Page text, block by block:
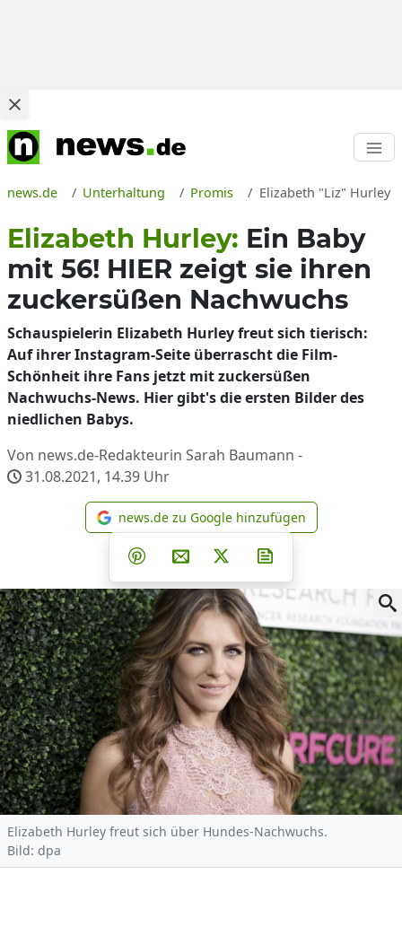
news.de Unterhaltung Promis Elizabeth "Liz" Hurley
Elizabeth Hurley: Ein Baby
mit 56! HIER zeigt sie ihren
zuckersüßen Nachwuchs
Schauspielerin Elizabeth Hurley freut sich tierisch:
Auf ihrer Instagram-Seite überrascht die Film-
Schönheit ihre Fans jetzt mit zuckersüßen
Nachwuchs-News. Hier gibt's die ersten Bilder des
niedlichen Babys.
Von news.de-Redakteurin Sarah Baumann -
31.08.2021, 14.39 Uhr
news.de zu Google
news.de zu Google hinzufügen
Teilen auf Facebook
Teilen auf Whatsapp
Teilen auf Telegram
Teilen auf Pinterest
Per E-Mail teilen
Post auf X
Elizabeth Hurley freut sich über Hundes-Nachwuchs.
Bild: dpa